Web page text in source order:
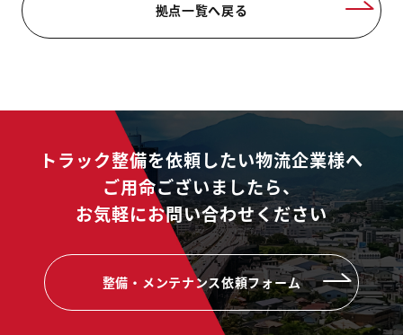
拠点一覧へ戻る
トラック整備を依頼したい物流企業様へ
ご用命ございましたら、
お気軽にお問い合わせください
整備・メンテナンス依頼フォーム